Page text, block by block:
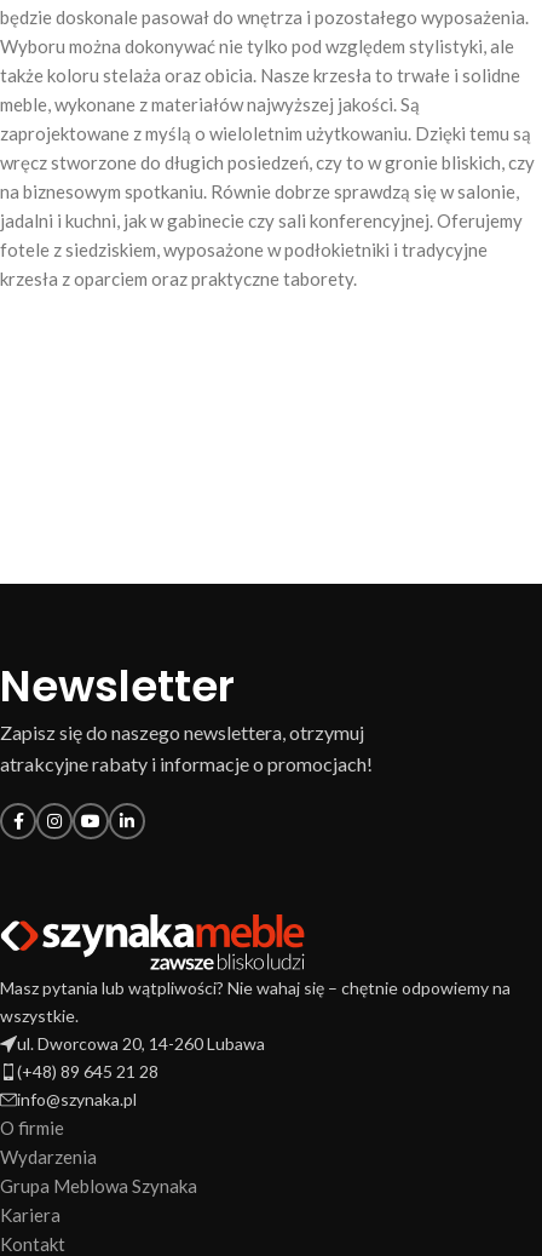
będzie doskonale pasował do wnętrza i pozostałego wyposażenia.
Wyboru można dokonywać nie tylko pod względem stylistyki, ale
także koloru stelaża oraz obicia. Nasze krzesła to trwałe i solidne
meble, wykonane z materiałów najwyższej jakości. Są
zaprojektowane z myślą o wieloletnim użytkowaniu. Dzięki temu są
wręcz stworzone do długich posiedzeń, czy to w gronie bliskich, czy
na biznesowym spotkaniu. Równie dobrze sprawdzą się w salonie,
jadalni i kuchni, jak w gabinecie czy sali konferencyjnej. Oferujemy
fotele z siedziskiem, wyposażone w podłokietniki i tradycyjne
krzesła z oparciem oraz praktyczne taborety.
Newsletter
Zapisz się do naszego newslettera, otrzymuj
atrakcyjne rabaty i informacje o promocjach!
Masz pytania lub wątpliwości? Nie wahaj się – chętnie odpowiemy na
wszystkie.
ul. Dworcowa 20, 14-260 Lubawa
(+48) 89 645 21 28
info@szynaka.pl
O firmie
Wydarzenia
Grupa Meblowa Szynaka
Kariera
Kontakt